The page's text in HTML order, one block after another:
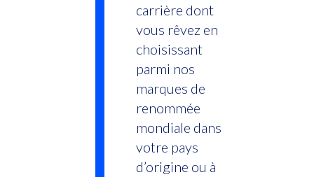
carrière dont
vous rêvez en
choisissant
parmi nos
marques de
renommée
mondiale dans
votre pays
d’origine ou à